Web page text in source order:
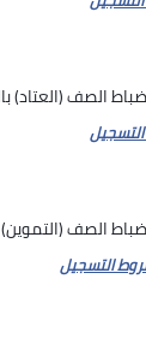
الصف (العتاد)
الصف
التسجيل